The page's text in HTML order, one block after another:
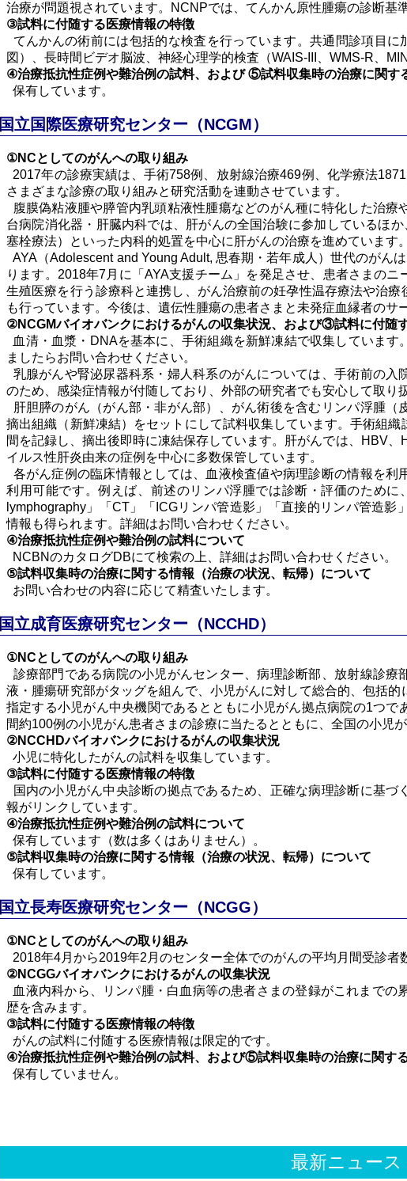
治療が問題視されています。NCNPでは、てんかん原性腫瘍の診断基
③試料に付随する医療情報の特徴
てんかんの術前には包括的な検査を行っています。共通問診項目
図）、長時間ビデオ脳波、神経心理学的検査（WAIS-III、WMS-R、
④治療抵抗性症例や難治例の試料、および ⑤試料収集時の治療に関す
保有しています。
国立国際医療研究センター（NCGM）
①NCとしてのがんへの取り組み
2017年の診療実績は、手術758例、放射線治療469例、化学療法
さまざまな診療の取り組みと研究活動を連動させています。
腹膜偽粘液腫や膵管内乳頭粘液性腫瘍などのがん種に特化した治
台病院消化器・肝臓内科では、肝がんの全国治験に参加しているほ
塞栓療法）といった内科的処置を中心に肝がんの治療を進めています。
AYA（Adolescent and Young Adult, 思春期・若年成人）世代のがん
ります。2018年7月に「AYA支援チーム」を発足させ、患者さまのニ
生殖医療を行う診療科と連携し、がん治療前の妊孕性温存療法や治
も行っています。今後は、遺伝性腫瘍の患者さまと未発症血縁者のサ
②NCGMバイオバンクにおけるがんの収集状況、および③試料に付随
血清・血漿・DNAを基本に、手術組織を新鮮凍結で収集しています
ましたらお問い合わせください。
乳腺がんや腎泌尿器科系・婦人科系のがんについては、手術前の入
のため、感染症情報が付随しており、外部の研究者でも安心して取り
肝胆膵のがん（がん部・非がん部）、がん術後を含むリンパ浮腫
摘出組織（新鮮凍結）をセットにして試料収集しています。手術組
間を記録し、摘出後即時に凍結保存しています。肝がんでは、HBV
イルス性肝炎由来の症例を中心に多数保管しています。
各がん症例の臨床情報としては、血液検査値や病理診断の情報を
利用可能です。例えば、前述のリンパ浮腫では診断・評価のため
lymphography」「CT」「ICGリンパ管造影」「直接的リンパ管造
情報も得られます。詳細はお問い合わせください。
④治療抵抗性症例や難治例の試料について
NCBNのカタログDBにて検索の上、詳細はお問い合わせください。
⑤試料収集時の治療に関する情報（治療の状況、転帰）について
お問い合わせの内容に応じて精査いたします。
国立成育医療研究センター（NCCHD）
①NCとしてのがんへの取り組み
診療部門である病院の小児がんセンター、病理診断部、放射線診療
液・腫瘍研究部がタッグを組んで、小児がんに対して総合的、包括
指定する小児がん中央機関であるとともに小児がん拠点病院の1つ
間約100例の小児がん患者さまの診療に当たるとともに、全国の小児
②NCCHDバイオバンクにおけるがんの収集状況
小児に特化したがんの試料を収集しています。
③試料に付随する医療情報の特徴
国内の小児がん中央診断の拠点であるため、正確な病理診断に基
報がリンクしています。
④治療抵抗性症例や難治例の試料について
保有しています（数は多くはありません）。
⑤試料収集時の治療に関する情報（治療の状況、転帰）について
保有しています。
国立長寿医療研究センター（NCGG）
①NCとしてのがんへの取り組み
2018年4月から2019年2月のセンター全体でのがんの平均月間受診者
②NCGGバイオバンクにおけるがんの収集状況
血液内科から、リンパ腫・白血病等の患者さまの登録がこれまでの
歴を含みます。
③試料に付随する医療情報の特徴
がんの試料に付随する医療情報は限定的です。
④治療抵抗性症例や難治例の試料、および⑤試料収集時の治療に関す
保有していません。
最新ニュース